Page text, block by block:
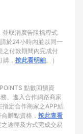
取消廣告阻擋程式
於24小時內並以同一
之付款期間內完成付
， 按此看明細。）
點數回饋資
、進入合作網路商家
定合作商家之APP結
贈點資格， 按此查看
途徑及方式完成交易